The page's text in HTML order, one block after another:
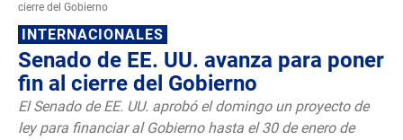
cierre del Gobierno
INTERNACIONALES
Senado de EE. UU. avanza para poner
fin al cierre del Gobierno
El Senado de EE. UU. aprobó el domingo un proyecto de
ley para financiar al Gobierno hasta el 30 de enero de